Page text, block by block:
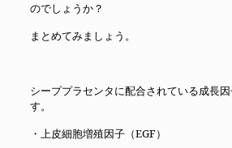
のでしょうか？
まとめてみましょう。
シーププラセンタに配合されている成長
す。
・上皮細胞増殖因子（EGF）